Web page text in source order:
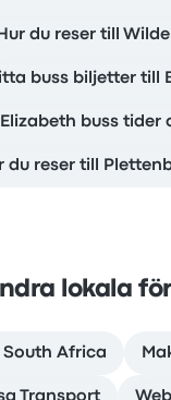
Hur du reser till
buss biljetter till
buss tider
du reser till
lokala
South Africa
Transport